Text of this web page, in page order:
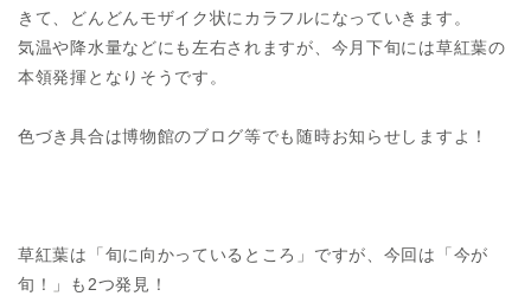
きて、どんどんモザイク状にカラフルになっていきます。
気温や降水量などにも左右されますが、今月下旬には草紅葉の
本領発揮となりそうです。
色づき具合は博物館のブログ等でも随時お知らせしますよ！
草紅葉は「旬に向かっているところ」ですが、今回は「今が
旬！」も2つ発見！